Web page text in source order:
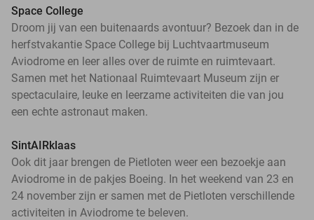
Space College
Droom jij van een buitenaards avontuur? Bezoek dan in de
herfstvakantie Space College bij Luchtvaartmuseum
Aviodrome en leer alles over de ruimte en ruimtevaart.
Samen met het Nationaal Ruimtevaart Museum zijn er
spectaculaire, leuke en leerzame activiteiten die van jou
een echte astronaut maken.
SintAIRklaas
Ook dit jaar brengen de Pietloten weer een bezoekje aan
Aviodrome in de pakjes Boeing. In het weekend van 23 en
24 november zijn er samen met de Pietloten verschillende
activiteiten in Aviodrome te beleven.